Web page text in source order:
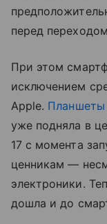
перед
При этом
исключением
Apple. Планшеты
уже подняла в
17 с момента
ценникам —
электроники.
дошла и до